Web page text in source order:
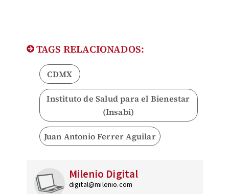
TAGS RELACIONADOS:
CDMX
Instituto de Salud para el Bienestar
(Insabi)
Juan Antonio Ferrer Aguilar
Milenio Digital
digital@milenio.com